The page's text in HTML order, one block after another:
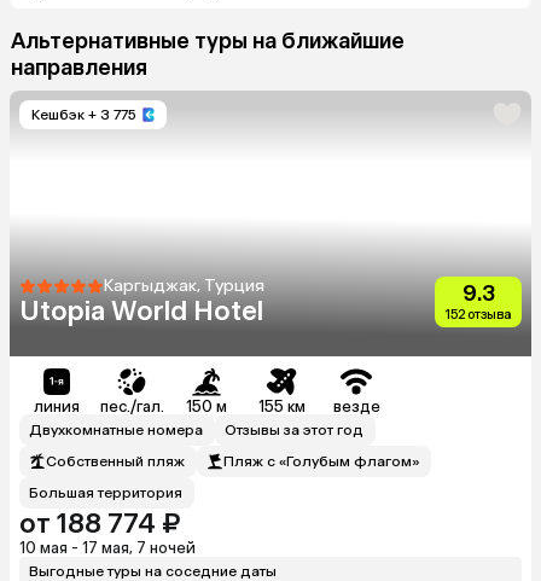
Альтернативные туры на ближайшие
направления
Кешбэк + 3 775
Каргыджак, Турция
Utopia World Hotel
9.3
152 отзыва
линия пес./гал. 150 м 155 км везде
Двухкомнатные номера
Отзывы за этот год
Собственный пляж
Пляж с «Голубым флагом»
Большая территория
от 188 774 ₽
10 мая - 17 мая, 7 ночей
Выгодные туры на соседние даты